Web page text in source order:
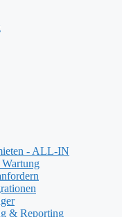
- ALL-IN
& Reporting